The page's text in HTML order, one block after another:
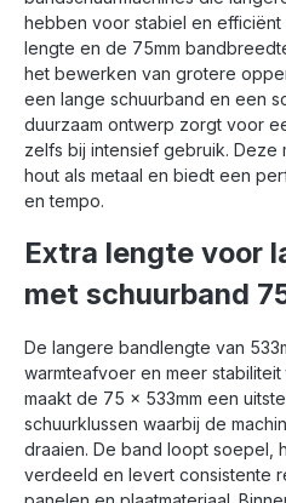
hebben voor stabiel en
lengte en de 75mm
het bewerken van grotere
een lange schuurband en een
duurzaam ontwerp zorgt voor
zelfs bij intensief gebruik. Deze
hout als metaal en biedt een
en tempo.
Extra lengte voor
met schuurband
De langere bandlengte van
warmteafvoer en meer
maakt de 75 x 533mm een
schuurklussen waarbij de
draaien. De band loopt soepel,
verdeeld en levert consistente